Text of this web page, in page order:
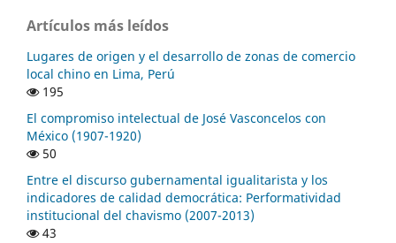
Artículos más leídos
Lugares de origen y el desarrollo de zonas de comercio
local chino en Lima, Perú
195
El compromiso intelectual de José Vasconcelos con
México (1907-1920)
50
Entre el discurso gubernamental igualitarista y los
indicadores de calidad democrática: Performatividad
institucional del chavismo (2007-2013)
43